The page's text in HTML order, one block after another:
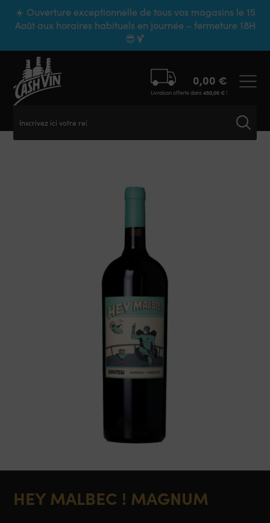
☀️ Ouverture exceptionnelle de tous vos magasins le 15
Août aux horaires habituels en journée – fermeture 18H
😎🍹
Inscrivez ici votre rech
0,00 €
Livraison offerte dans450,00 €!
HEY MALBEC ! MAGNUM
Panneau de gestion des cookies